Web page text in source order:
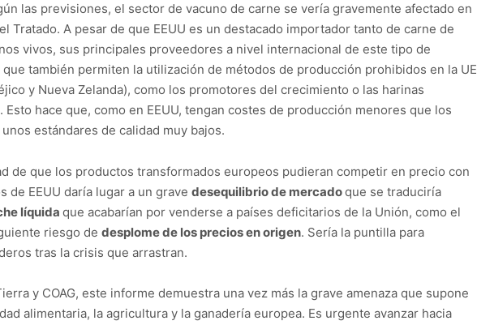
las previsiones, el sector de vacuno de carne se vería gravemente afectado en
Tratado. A pesar de que EEUU es un destacado importador tanto de carne de
vivos, sus principales proveedores a nivel internacional de este tipo de
también permiten la utilización de métodos de producción prohibidos en la UE
y Nueva Zelanda), como los promotores del crecimiento o las harinas
hace que, como en EEUU, tengan costes de producción menores que los
estándares de calidad muy bajos.
de que los productos transformados europeos pudieran competir en precio con
de EEUU daría lugar a un grave desequilibrio de mercadoque se traduciría
líquida que acabarían por venderse a países deficitarios de la Unión, como el
riesgo de desplome de los precios en origen. Sería la puntilla para
tras la crisis que arrastran.
y COAG, este informe demuestra una vez más la grave amenaza que supone
alimentaria, la agricultura y la ganadería europea. Es urgente avanzar hacia